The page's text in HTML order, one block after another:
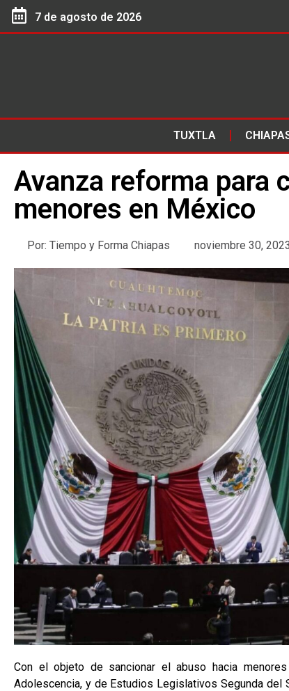
7 de agosto de 2026
TUXTLA
Avanza reforma para
menores en México
Por: Tiempo y Forma Chiapas noviembre 30, 2023
Con el objeto de sancionar el abuso hacia
Adolescencia, y de Estudios Legislativos Segunda del